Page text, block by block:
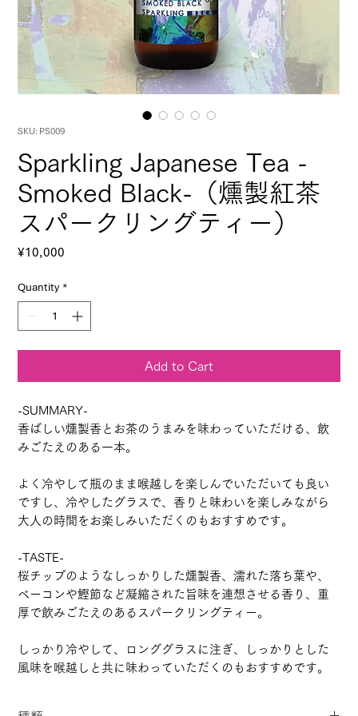
SKU: PS009
Sparkling Japanese Tea -
Smoked Black-（燻製紅茶
スパークリングティー）
¥10,000
Quantity *
Add to Cart
-SUMMARY-
香ばしい燻製香とお茶のうまみを味わっていただける、飲
みごたえのある一本。
よく冷やして瓶のまま喉越しを楽しんでいただいても良い
ですし、冷やしたグラスで、香りと味わいを楽しみながら
大人の時間をお楽しみいただくのもおすすめです。
-TASTE-
桜チップのようなしっかりした燻製香、濡れた落ち葉や、
ベーコンや鰹節など凝縮された旨味を連想させる香り、重
厚で飲みごたえのあるスパークリングティー。
しっかり冷やして、ロンググラスに注ぎ、しっかりとした
風味を喉越しと共に味わっていただくのもおすすめです。